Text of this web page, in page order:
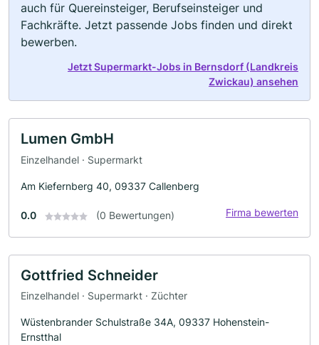
auch für Quereinsteiger, Berufseinsteiger und
Fachkräfte. Jetzt passende Jobs finden und direkt
bewerben.
Jetzt Supermarkt-Jobs in Bernsdorf (Landkreis
Zwickau) ansehen
Lumen GmbH
Einzelhandel · Supermarkt
Am Kiefernberg 40, 09337 Callenberg
0.0 (0 Bewertungen) Firma bewerten
Gottfried Schneider
Einzelhandel · Supermarkt · Züchter
Wüstenbrander Schulstraße 34A, 09337 Hohenstein-
Ernstthal